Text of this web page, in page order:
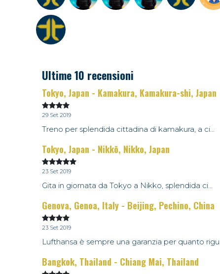
Ultime 10 recensioni
Tokyo, Japan - Kamakura, Kamakura-shi, Japan
29 Set 2019
Treno per splendida cittadina di kamakura, a ci...
Tokyo, Japan - Nikkō, Nikko, Japan
23 Set 2019
Gita in giornata da Tokyo a Nikko, splendida ci...
Genova, Genoa, Italy - Beijing, Pechino, China
23 Set 2019
Lufthansa è sempre una garanzia per quanto
Bangkok, Thailand - Chiang Mai, Thailand